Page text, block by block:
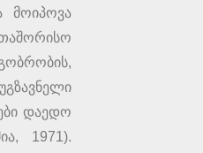
მოიპოვა
დაედო
1971).